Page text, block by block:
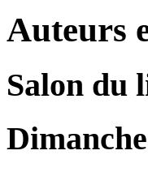
Auteurs
Salon du